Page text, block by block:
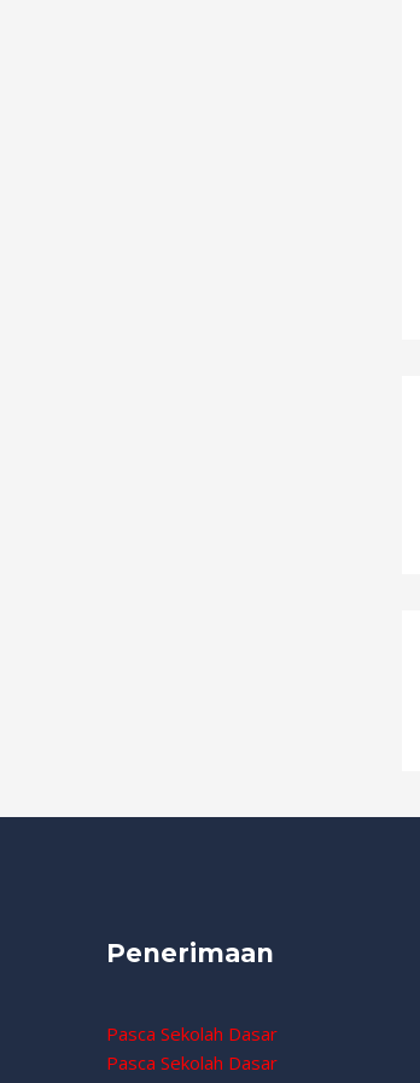
Penerimaan
Pasca Sekolah Dasar
Pasca Sekolah Dasar